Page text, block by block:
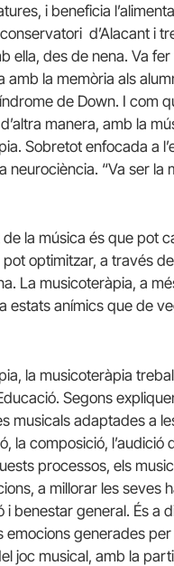
i beneficia
d’Alacant i
ella, des de nena. Va
amb la memòria als
de Down. I com
manera, amb la
Sobretot enfocada a
neurociència. “Va ser
de la música és que pot
pot optimitzar, a través
La musicoteràpia, a
estats anímics que de
la musicoteràpia
Segons
musicals adaptades a
la composició,
processos, els
a millorar les seves
i benestar general. És a
emocions generades
joc musical, amb la